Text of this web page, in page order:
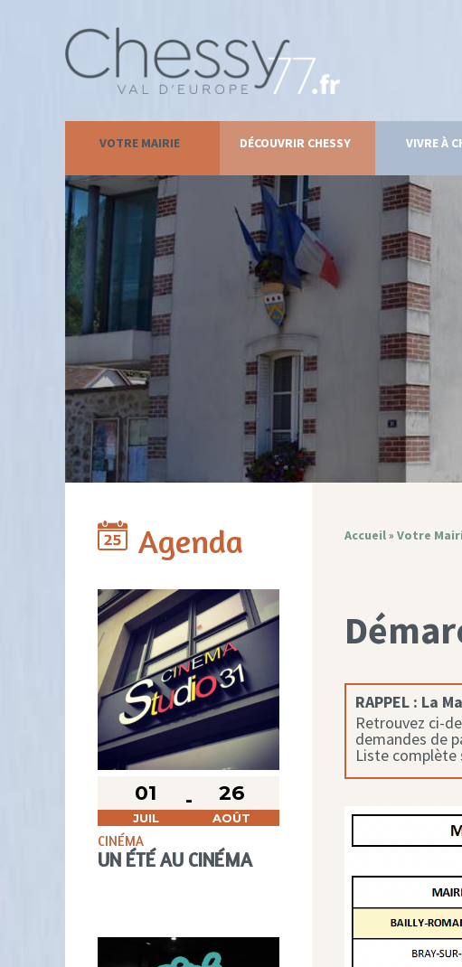
VOTRE MAIRIE DÉCOUVRIR CHESSY VIVRE À
Agenda
01
JUIL
26
AOÛT
CINÉMA
UN ÉTÉ AU CINÉMA
Accueil» Votre
RAPPEL : La
Retrouvez ci-
demandes de
Liste complète